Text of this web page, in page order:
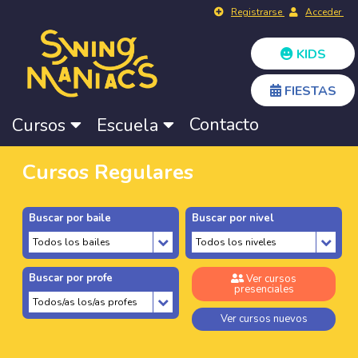
Registrarse Acceder
KIDS
FIESTAS
Cursos Escuela Contacto
Cursos Regulares
Buscar por baile Buscar por nivel
Buscar por profe Ver cursos
presenciales
Ver cursos nuevos